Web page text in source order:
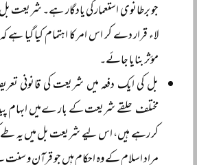
جو برطانوی استعمار کی یادگار ہے۔ شریعت
لاء قرار دے کر اس امر کا اہتمام کیا گیا ہے
مؤثر بنایا جائے۔
بل کی ایک دفعہ میں شریعت کی قانونی
مختلف حلقے شریعت کے بار ےمیں
کر رہے ہیں، اس لیے شریعت بل میں یہ
مراد اسلام کے وہ احکام ہیں جو قرآن و